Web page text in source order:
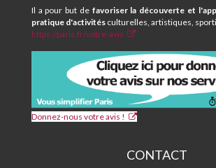
Il a pour but de favoriser la découverte et
pratique d'activités culturelles, artistiques,
https://paris.fr/votre-avis
Donnez-nous votre avis !
CONTACT